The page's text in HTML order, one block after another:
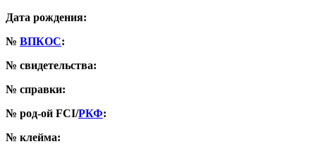
Дата рождения:
№ ВПКОС:
№ свидетельства:
№ справки:
№ род-ой FCI/РКФ:
№ клейма: